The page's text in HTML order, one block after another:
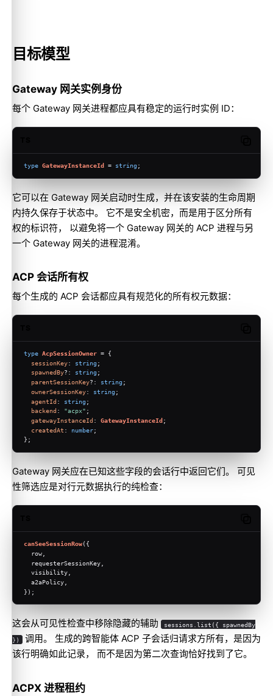
目标模型
Gateway 网关实例身份
每个 Gateway 网关进程都应具有稳定的运行时实例 ID：
type GatewayInstanceId = string ;
它可以在 Gateway 网关启动时生成，并在该安装的生命周期
内持久保存于状态中。 它不是安全机密，而是用于区分所有
权的标识符， 以避免将一个 Gateway 网关的 ACP 进程与另
一个 Gateway 网关的进程混淆。
ACP 会话所有权
每个生成的 ACP 会话都应具有规范化的所有权元数据：
type AcpSessionOwner = {
sessionKey: string ;
spawnedBy?: string ;
parentSessionKey?: string ;
ownerSessionKey: string ;
agentId : string ;
backend : "acpx" ;
gatewayInstanceId : GatewayInstanceId;
createdAt : number;
};
Gateway 网关应在已知这些字段的会话行中返回它们。 可见
性筛选应是对行元数据执行的纯检查：
canSeeSessionRow({
  row,
  requesterSessionKey,
  visibility,
  a2aPolicy,
});
这会从可见性检查中移除隐藏的辅助 sessions.list({ spawnedBy
}) 调用。 生成的跨智能体 ACP 子会话归请求方所有，是因为
该行明确如此记录， 而不是因为第二次查询恰好找到了它。
ACPX 进程租约